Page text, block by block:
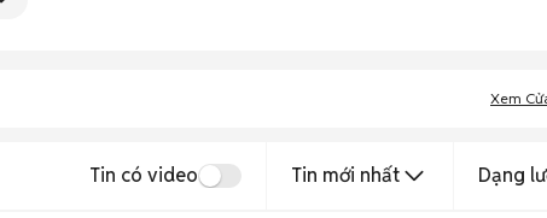
Xem
Tin có video Tin mới nhất Dạng